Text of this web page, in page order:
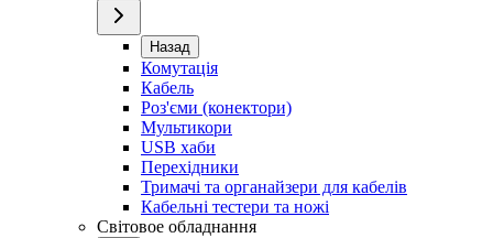
Назад
Комутація
Кабель
Роз'єми (конектори)
Мультикори
USB хаби
Перехідники
Тримачі та органайзери для кабелів
Кабельні тестери та ножі
Світовое обладнання